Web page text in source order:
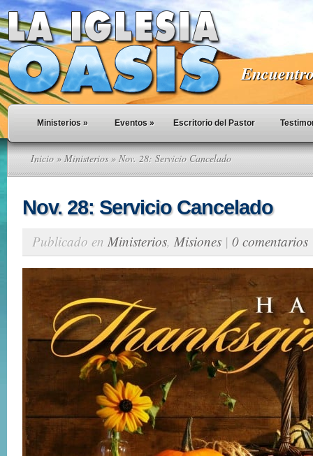
Ministerios » Eventos » Escritorio del Pastor
Inicio » Ministerios» Nov. 28: Servicio Cancelado
Nov. 28: Servicio Cancelado
Publicado en Ministerios, Misiones | 0 comentarios